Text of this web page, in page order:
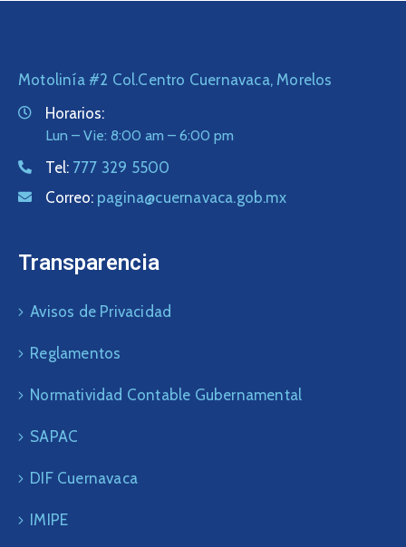
Motolinía #2 Col.Centro Cuernavaca, Morelos
Horarios:
Lun – Vie: 8:00 am – 6:00 pm
Tel: 777 329 5500
Correo: pagina@cuernavaca.gob.mx
Transparencia
Avisos de Privacidad
Reglamentos
Normatividad Contable Gubernamental
SAPAC
DIF Cuernavaca
IMIPE